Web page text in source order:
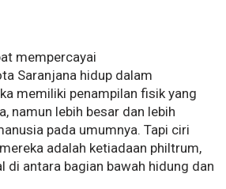
mempercayai
Saranjana hidup dalam
memiliki penampilan fisik yang
namun lebih besar dan lebih
pada umumnya. Tapi ciri
adalah ketiadaan philtrum,
di antara bagian bawah hidung dan